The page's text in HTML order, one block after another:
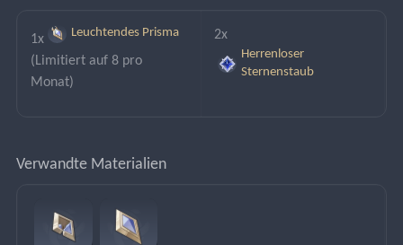
1x Leuchtendes Prisma
(Limitiert auf 8 pro
Monat)
2x
Herrenloser
Sternenstaub
Verwandte Materialien